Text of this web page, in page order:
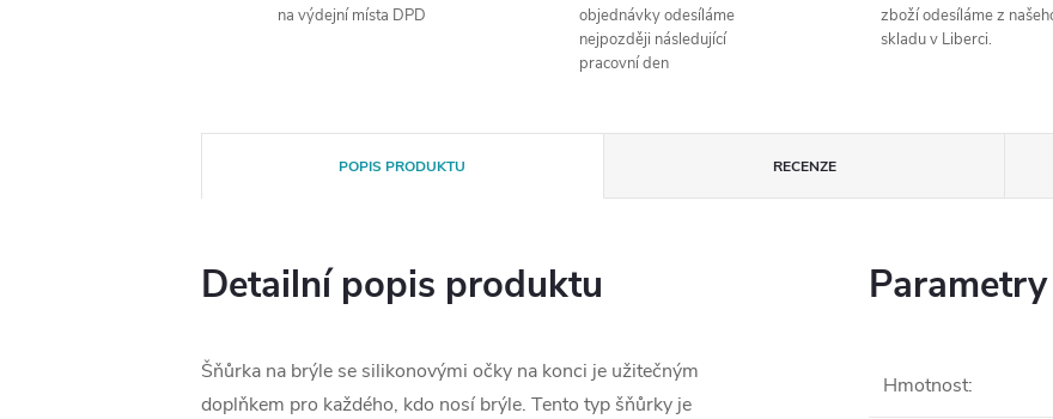
na výdejní místa DPD
objednávky odesíláme
nejpozději následující
pracovní den
zboží odesíláme z
skladu v Liberci.
POPIS PRODUKTU RECENZE
Detailní popis produktu
Šňůrka na brýle se silikonovými očky na konci je užitečným
doplňkem pro každého, kdo nosí brýle. Tento typ šňůrky je
Hmotnost: